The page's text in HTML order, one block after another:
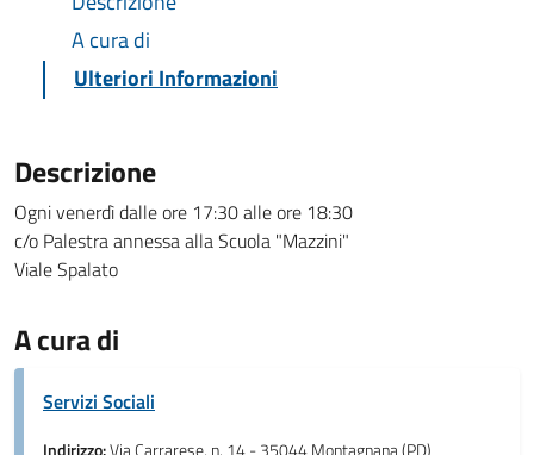
A cura di
Ulteriori Informazioni
Descrizione
Ogni venerdì dalle ore 17:30 alle ore 18:30
c/o Palestra annessa alla Scuola "Mazzini"
Viale Spalato
A cura di
Servizi Sociali